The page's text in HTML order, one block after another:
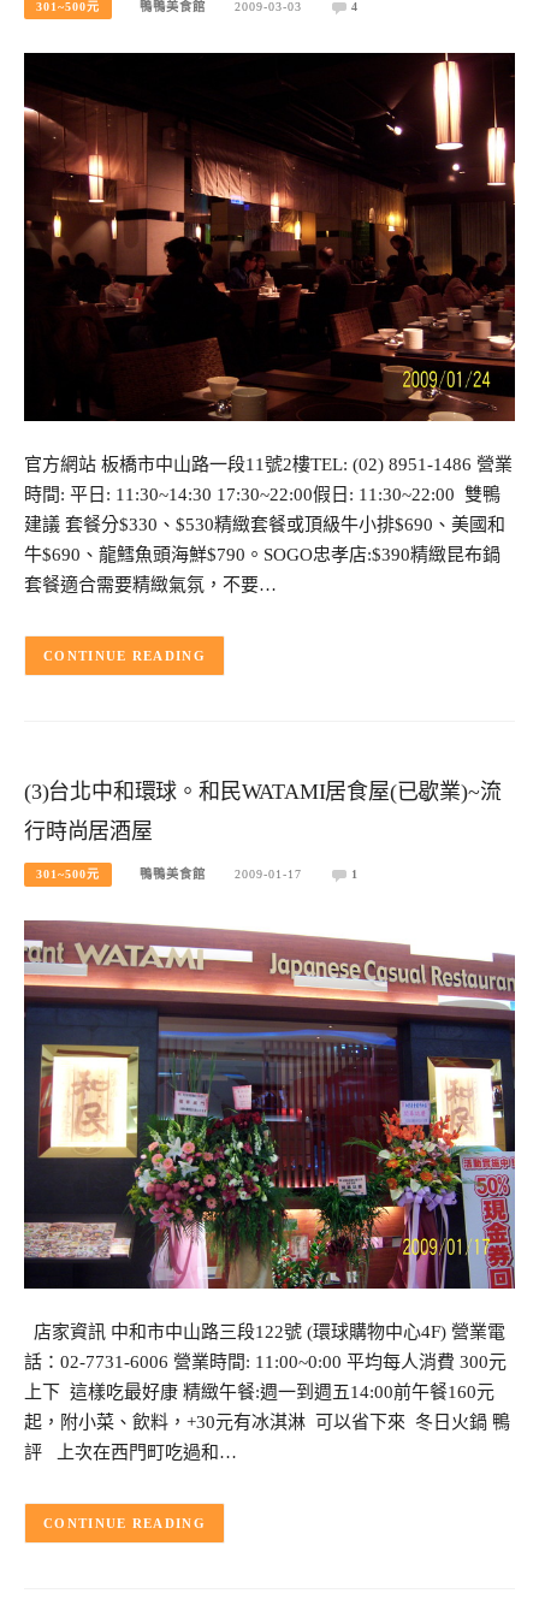
301~500元 鴨鴨美食館 2009-03-03 4
官方網站 板橋市中山路一段11號2樓TEL: (02) 8951-1486 營業
時間: 平日: 11:30~14:30 17:30~22:00假日: 11:30~22:00 雙鴨
建議 套餐分$330、$530精緻套餐或頂級牛小排$690、美國和
牛$690、龍鱈魚頭海鮮$790。SOGO忠孝店:$390精緻昆布鍋
套餐適合需要精緻氣氛，不要…
CONTINUE READING
(3)台北中和環球。和民WATAMI居食屋(已歇業)~流
行時尚居酒屋
301~500元 鴨鴨美食館 2009-01-17 1
店家資訊 中和市中山路三段122號 (環球購物中心4F) 營業電
話：02-7731-6006 營業時間: 11:00~0:00 平均每人消費 300元
上下 這樣吃最好康 精緻午餐:週一到週五14:00前午餐160元
起，附小菜、飲料，+30元有冰淇淋 可以省下來 冬日火鍋 鴨
評 上次在西門町吃過和…
CONTINUE READING